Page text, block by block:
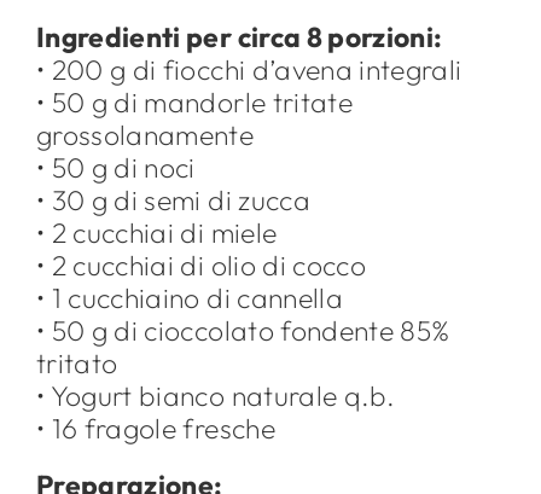
Ingredienti per circa 8 porzioni:
• 200 g di fiocchi d’avena integrali
• 50 g di mandorle tritate
grossolanamente
• 50 g di noci
• 30 g di semi di zucca
• 2 cucchiai di miele
• 2 cucchiai di olio di cocco
• 1 cucchiaino di cannella
• 50 g di cioccolato fondente 85%
tritato
• Yogurt bianco naturale q.b.
• 16 fragole fresche
Preparazione: